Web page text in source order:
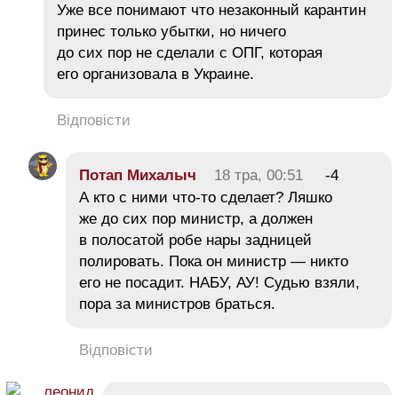
Уже все понимают что незаконный карантин
принес только убытки, но ничего
до сих пор не сделали с ОПГ, которая
его организовала в Украине.
Відповісти
Потап Михалыч 18 тра, 00:51
-4
А кто с ними что-то сделает? Ляшко
же до сих пор министр, а должен
в полосатой робе нары задницей
полировать. Пока он министр — никто
его не посадит. НАБУ, АУ! Судью взяли,
пора за министров браться.
Відповісти